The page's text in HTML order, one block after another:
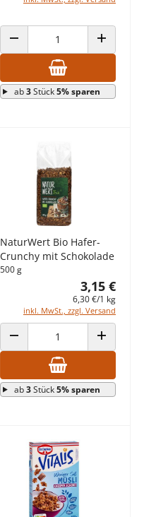
ANZAHL VERRINGERN ANZAHL
ab3Stück5% sparen
NaturWert Bio Hafer-
Crunchy mit Schokolade
500 g
3,15 €
6,30 €/1 kg
inkl. MwSt., zzgl. Versand
ANZAHL VERRINGERN ANZAHL
ab3Stück5% sparen